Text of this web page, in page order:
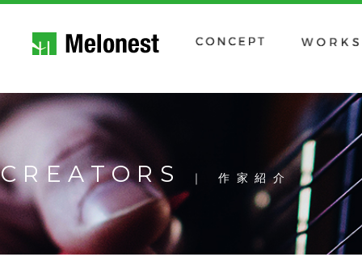
CREATORS ｜ 作家紹介